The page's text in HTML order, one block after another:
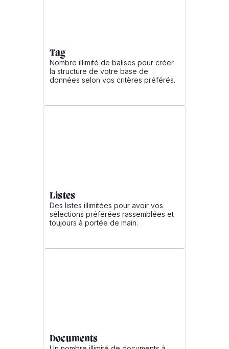
Tag
Nombre illimité de balises pour créer
la structure de votre base de
données selon vos critères préférés.
Listes
Des listes illimitées pour avoir vos
sélections préférées rassemblées et
toujours à portée de main.
Documents